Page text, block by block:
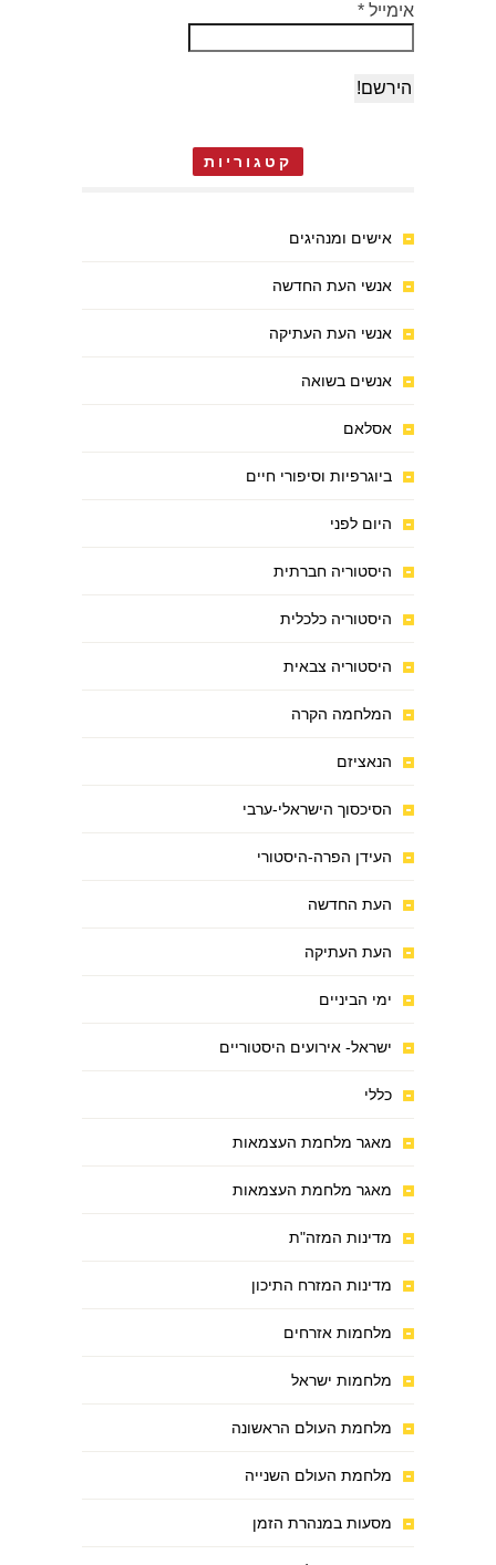
אימייל *
קטגוריות
אישים ומנהיגים
אנשי העת החדשה
אנשי העת העתיקה
אנשים בשואה
אסלאם
ביוגרפיות וסיפורי חיים
היום לפני
היסטוריה חברתית
היסטוריה כלכלית
היסטוריה צבאית
המלחמה הקרה
הנאציזם
הסיכסוך הישראלי-ערבי
העידן הפרה-היסטורי
העת החדשה
העת העתיקה
ימי הביניים
ישראל- אירועים היסטוריים
כללי
מאגר מלחמת העצמאות
מאגר מלחמת העצמאות
מדינות המזה"ת
מדינות המזרח התיכון
מלחמות אזרחים
מלחמות ישראל
מלחמת העולם הראשונה
מלחמת העולם השנייה
מסעות במנהרת הזמן